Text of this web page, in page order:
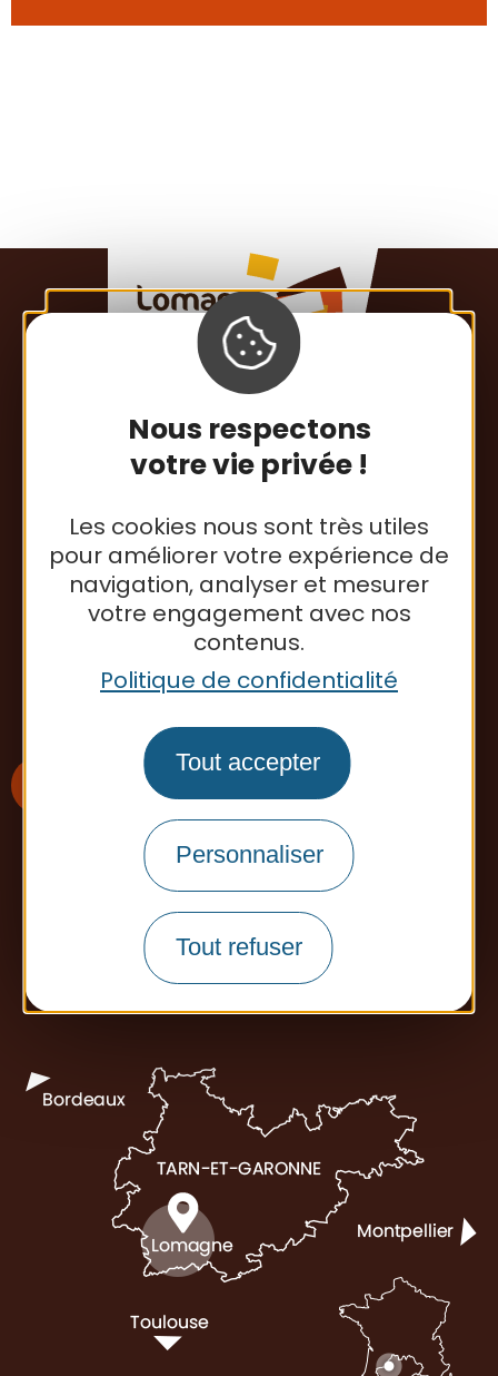
Nous respectons
votre vie privée !
Les cookies nous sont très utiles
pour améliorer votre expérience de
navigation, analyser et mesurer
votre engagement avec nos
contenus.
Politique de confidentialité
Tout accepter
Personnaliser
Tout refuser
Communauté de Communes
413 rue Esparsac
82500 Beaumont-de-Lomagne
Tél. : 05 63 65 34 26
Contactez-nous
S'inscrire à la newsletter
Office de tourisme